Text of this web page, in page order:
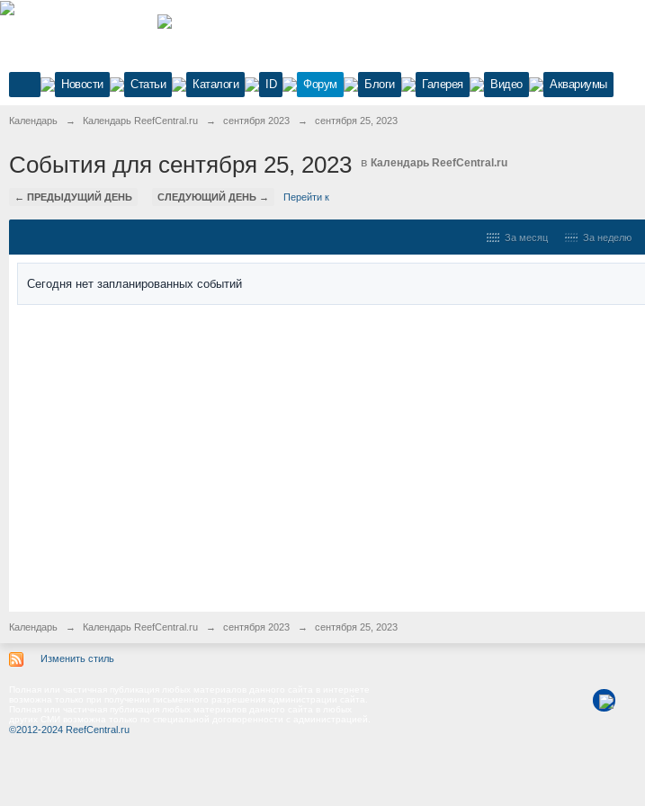
Новости Статьи Каталоги ID Форум Блоги Галерея Видео Аквариумы
Календарь → Календарь ReefCentral.ru → сентября 2023 → сентября 25, 2023
События для сентября 25, 2023 в Календарь ReefCentral.ru
← ПРЕДЫДУЩИЙ ДЕНЬ СЛЕДУЮЩИЙ ДЕНЬ → Перейти к
За месяц За неделю
Сегодня нет запланированных событий
Календарь → Календарь ReefCentral.ru → сентября 2023 → сентября 25, 2023
Изменить стиль
©2012-2024 ReefCentral.ru